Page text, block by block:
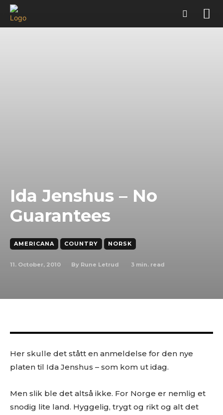
Ida Jenshus – No
Guarantees
AMERICANA COUNTRY NORSK
11. October, 2010 By Rune Letrud 3 min. read
Her skulle det stått en anmeldelse for den nye
platen til Ida Jenshus – som kom ut idag.
Men slik ble det altså ikke. For Norge er nemlig et
snodig lite land. Hyggelig, trygt og rikt og alt det